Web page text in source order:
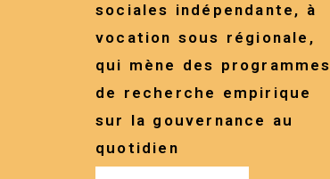
sociales indépendante, à
vocation sous régionale,
qui mène des programmes
de recherche empirique
sur la gouvernance au
quotidien